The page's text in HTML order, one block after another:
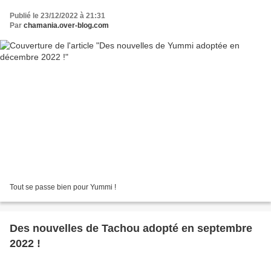
Publié le 23/12/2022 à 21:31
Par chamania.over-blog.com
Tout se passe bien pour Yummi !
Des nouvelles de Tachou adopté en septembre
2022 !